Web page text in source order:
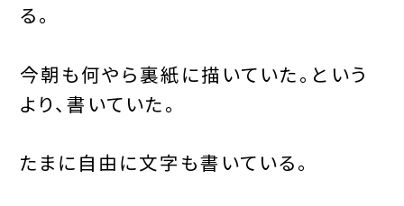
る。
今朝も何やら裏紙に描いていた。という
より、書いていた。
たまに自由に文字も書いている。